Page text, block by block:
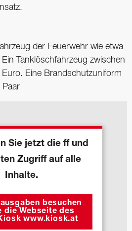
der Feuerwehr wie etwa
Tanklöschfahrzeug zwischen
Eine Brandschutzuniform
Paar
Sie jetzt die ff und
Zugriff auf alle
Inhalte.
besuchen
die Webseite des
www.kiosk.at